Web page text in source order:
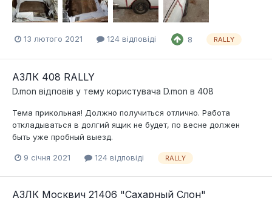
13 лютого 2021 124 відповіді 8 RALLY
АЗЛК 408 RALLY
D.mon відповів у тему користувача D.mon в 408
Тема прикольная! Должно получиться отлично. Работа
откладываться в долгий ящик не будет, по весне должен
быть уже пробный выезд.
9 січня 2021 124 відповіді RALLY
АЗЛК Москвич 21406 "Сахарный Слон"